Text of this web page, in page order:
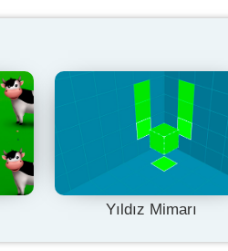
Yıldız Mimarı